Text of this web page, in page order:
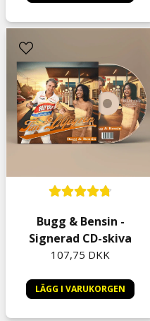
Bugg & Bensin -
Signerad CD-skiva
107,75 DKK
LÄGG I VARUKORGEN